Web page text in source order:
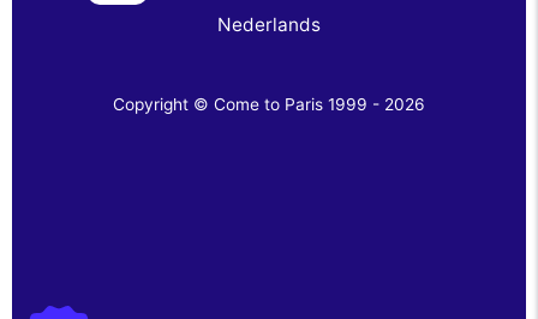
Nederlands
Copyright © Come to Paris 1999 - 2026